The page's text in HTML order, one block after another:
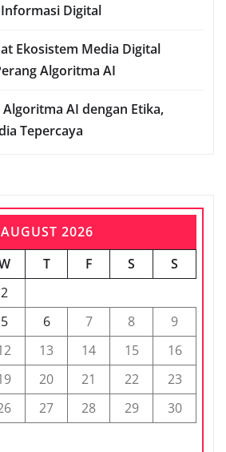
Digital
Ekosistem Media Digital
Algoritma AI
AI dengan Etika,
Tepercaya
AUGUST 2026
T F S
S
2
5 6 7 8
9
13 14 15
16
20 21 22
23
27 28 29
30